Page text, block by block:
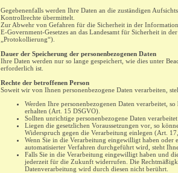
Gegebenenfalls werden Ihre Daten an die zuständigen
Kontrollrechte übermittelt.
Zur Abwehr von Gefahren für die Sicherheit in der
E-Government-Gesetzes an das Landesamt für Sicherheit in
„Protokollierung“).
Dauer der Speicherung der personenbezogenen Daten
Ihre Daten werden nur so lange gespeichert, wie dies unter
erforderlich ist.
Rechte der betroffenen Person
Soweit wir von Ihnen personenbezogene Daten verarbeiten,
Werden Ihre personenbezogenen Daten verarbeitet,
erhalten (Art. 15 DSGVO).
Sollten unrichtige personenbezogene Daten
Liegen die gesetzlichen Voraussetzungen vor, so
Widerspruch gegen die Verarbeitung einlegen (Art.
Wenn Sie in die Verarbeitung eingewilligt haben
automatisierter Verfahren durchgeführt wird, steht
Falls Sie in die Verarbeitung eingewilligt haben und
jederzeit für die Zukunft widerrufen. Die
Datenverarbeitung wird durch diesen nicht berührt.